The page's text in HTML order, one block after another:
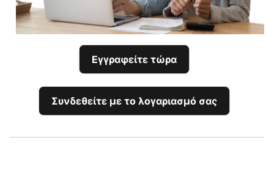
Εγγραφείτε τώρα
Συνδεθείτε με το λογαριασμό σας